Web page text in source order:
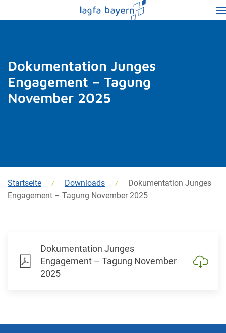
Dokumentation Junges
Engagement – Tagung
November 2025
Startseite Downloads
Dokumentation Junges
Engagement – Tagung November 2025
Dokumentation Junges
Engagement – Tagung November
2025